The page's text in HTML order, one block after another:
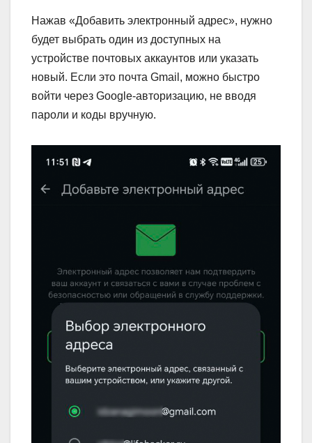
Нажав «Добавить электронный адрес», нужно
будет выбрать один из доступных на
устройстве почтовых аккаунтов или указать
новый. Если это почта Gmail, можно быстро
войти через Google-авторизацию, не вводя
пароли и коды вручную.